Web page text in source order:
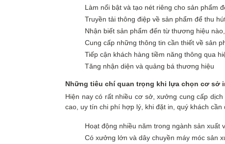
Làm nổi bật và tạo nét riêng cho sản phẩm
Truyền tải thông điệp về sản phẩm để thu
Nhận biết sản phẩm đến từ thương hiệu
Cung cấp những thông tin cần thiết về sản
Tiếp cận khách hàng tiềm năng thông qua
Tăng nhận diện và quảng bá thương hiệu
Những tiêu chíquan trọng khi lựa chọn cơ sở
Hiện nay có rất nhiều cơ sở, xưởng cung cấp
cao, uy tín chi phí hợp lý, khi đặt in, quý khách
Hoạt động nhiều năm trong ngành sản xuất
Có xưởng lớn và dây chuyền máy móc sản